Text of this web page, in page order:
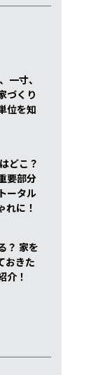
一寸、
づくり
位を知
どこ？
要部分
ータル
れに！
？ 家を
おきた
介！